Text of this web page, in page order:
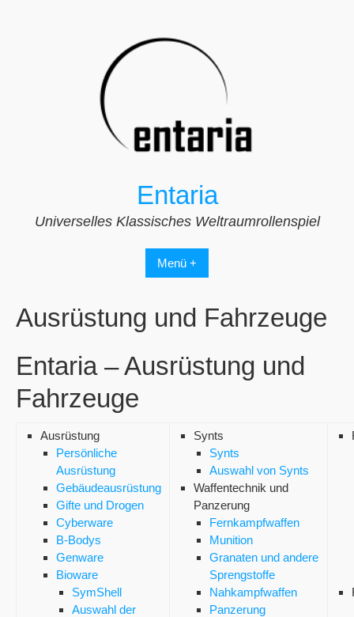
Entaria
Universelles Klassisches Weltraumrollenspiel
Menü +
Ausrüstung und Fahrzeuge
Entaria – Ausrüstung und
Fahrzeuge
Ausrüstung
Persönliche
Ausrüstung
Gebäudeausrüstung
Gifte und Drogen
Cyberware
B-Bodys
Genware
Bioware
SymShell
Auswahl der
Synts
Synts
Auswahl von Synts
Waffentechnik und
Panzerung
Fernkampfwaffen
Munition
Granaten und andere
Sprengstoffe
Nahkampfwaffen
Panzerung